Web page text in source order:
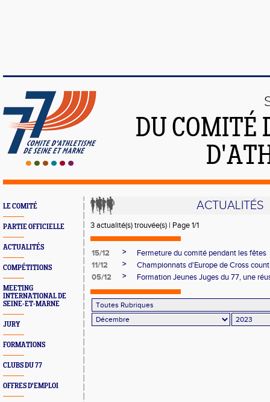
DU COMITÉ
LE COMITÉ
PARTIE OFFICIELLE
ACTUALITÉS
COMPÉTITIONS
MEETING
INTERNATIONAL DE
SEINE-ET-MARNE
JURY
FORMATIONS
CLUBS DU 77
OFFRES D'EMPLOI
ACTUALITÉS
3 actualité(s) trouvée(s) | Page 1/1
15/12 >
Fermeture du comité pendant les fêtes
11/12
>
Championnats d'Europe de Cross
05/12
> Formation Jeunes Juges du 77, une